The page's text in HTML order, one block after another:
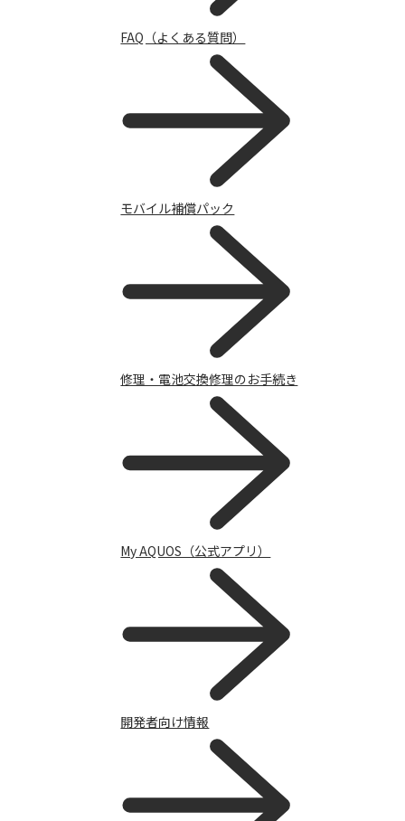
FAQ（よくある質問）
モバイル補償パック
修理・電池交換修理のお手続き
My AQUOS（公式アプリ）
開発者向け情報